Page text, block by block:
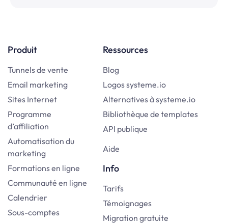
Produit
Tunnels de vente
Email marketing
Sites Internet
Programme
d’affiliation
Automatisation du
marketing
Formations en ligne
Communauté en ligne
Calendrier
Sous-comptes
Ressources
Blog
Logos systeme.io
Alternatives à systeme.io
Bibliothèque de templates
API publique
Aide
Info
Tarifs
Témoignages
Migration gratuite